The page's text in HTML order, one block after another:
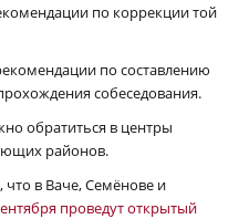
по коррекции той
по составлению
собеседования.
обратиться в центры
районов.
что в Ваче, Семёнове и
проведут открытый